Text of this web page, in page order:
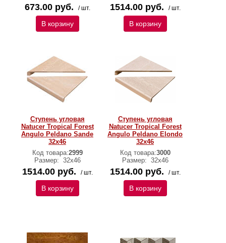
673.00 руб. / шт.
В корзину
1514.00 руб. / шт.
В корзину
Ступень угловая
Natucer Tropical Forest
Angulo Peldano Sande
32х46
Код товара:2999
Размер: 32х46
1514.00 руб. / шт.
В корзину
Ступень угловая
Natucer Tropical Forest
Angulo Peldano Elondo
32х46
Код товара:3000
Размер: 32х46
1514.00 руб. / шт.
В корзину